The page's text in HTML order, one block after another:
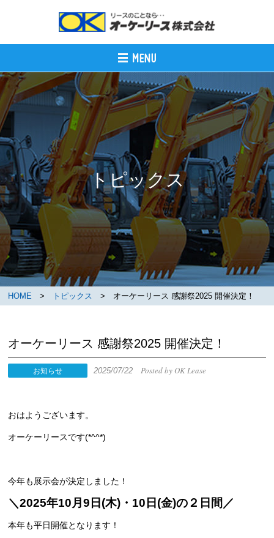
トピックス
HOME > トピックス > オーケーリース 感謝祭2025 開催決定！
オーケーリース 感謝祭2025 開催決定！
お知らせ 2025/07/22Posted by OK Lease
おはようございます。
オーケーリースです(*^^*)
今年も展示会が決定しました！
＼2025年10月9日(木)・10日(金)の２日間／
本年も平日開催となります！